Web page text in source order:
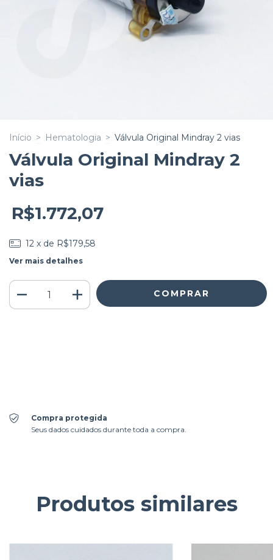
Início > Hematologia > Válvula Original Mindray 2 vias
Válvula Original Mindray 2
vias
R$1.772,07
12 x de R$179,58
Ver mais detalhes
Compra protegida
Seus dados cuidados durante toda a compra.
Produtos similares